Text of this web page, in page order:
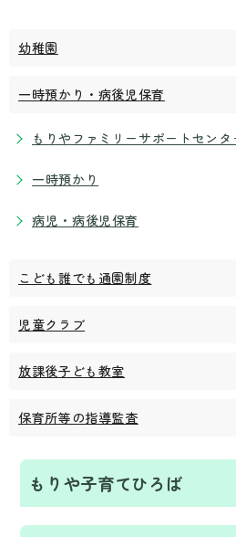
幼稚園
一時預かり・病後児保育
もりやファミリーサポートセンタ
一時預かり
病児・病後児保育
こども誰でも通園制度
児童クラブ
放課後子ども教室
保育所等の指導監査
もりや子育てひろば